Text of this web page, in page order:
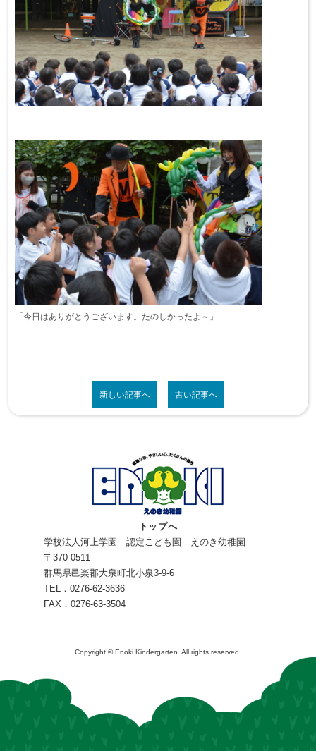
「今日はありがとうございます。たのしかったよ～」
新しい記事へ 古い記事へ
トップへ
学校法人河上学園 認定こども園 えのき幼稚園
〒370-0511
群馬県邑楽郡大泉町北小泉3-9-6
TEL．0276-62-3636
FAX．0276-63-3504
Copyright © Enoki Kindergarten. All rights reserved.